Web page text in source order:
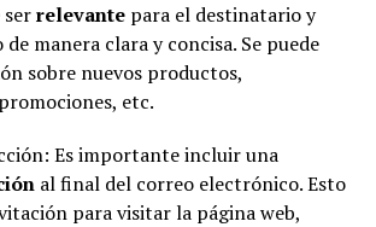
relevante para el destinatario y
manera clara y concisa. Se puede
sobre nuevos productos,
etc.
Es importante incluir una
al final del correo electrónico. Esto
para visitar la página web,